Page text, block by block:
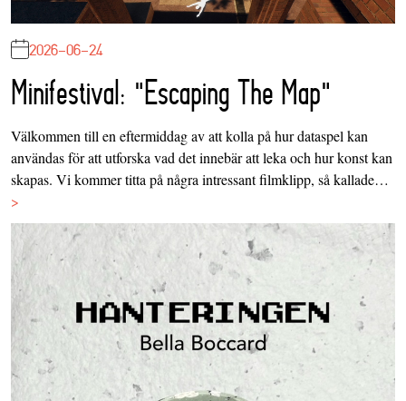
2026-06-24
Minifestival: "Escaping The Map"
Välkommen till en eftermiddag av att kolla på hur dataspel kan
användas för att utforska vad det innebär att leka och hur konst kan
skapas. Vi kommer titta på några intressant filmklipp, så kallade…
>